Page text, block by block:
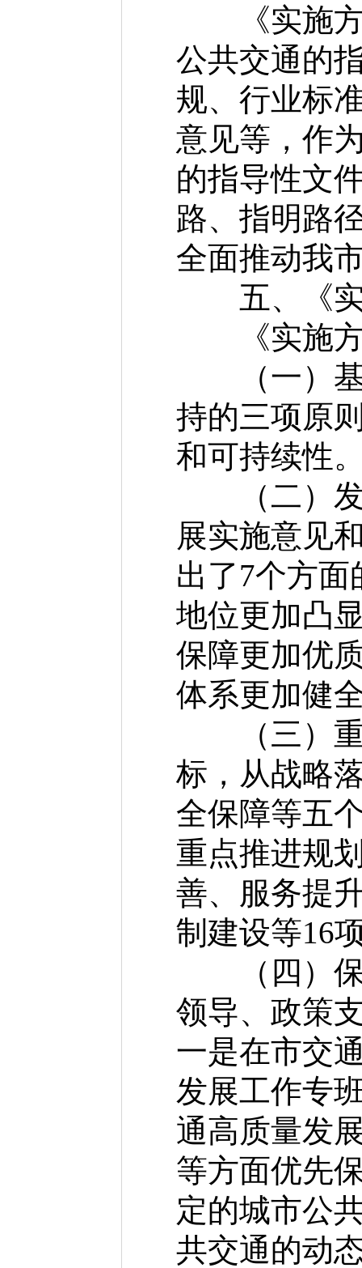
《实施方
公共交通的
规、行业标
意见等，作
的指导性文
路、指明路
全面推动我
五、《实
《实施方
（一）基
持的三项原
和可持续性
（二）发
展实施意见
出了7个方面
地位更加凸
保障更加优
体系更加健
（三）重
标，从战略
全保障等五
重点推进规
善、服务提
制建设等16
（四）保
领导、政策
一是在市交
发展工作专
通高质量发
等方面优先
定的城市公
共交通的动